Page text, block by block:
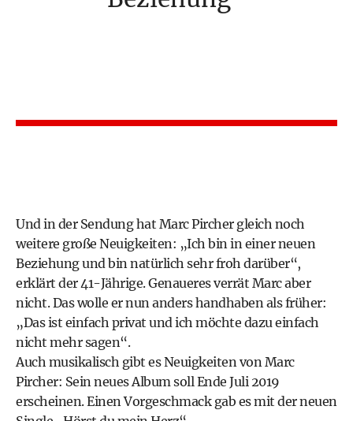
Und in der Sendung hat Marc Pircher gleich noch
weitere große Neuigkeiten: „Ich bin in einer neuen
Beziehung und bin natürlich sehr froh darüber“,
erklärt der 41-Jährige. Genaueres verrät Marc aber
nicht. Das wolle er nun anders handhaben als früher:
„Das ist einfach privat und ich möchte dazu einfach
nicht mehr sagen“.
Auch musikalisch gibt es Neuigkeiten von Marc
Pircher: Sein neues Album soll Ende Juli 2019
erscheinen. Einen Vorgeschmack gab es mit der neuen